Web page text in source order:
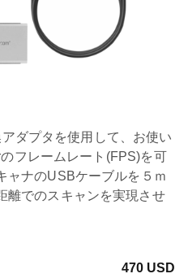
ダプタを使用して、お使い
フレームレート(FPS)を可
ャナのUSBケーブルを５ｍ
離でのスキャンを実現させ
470 USD